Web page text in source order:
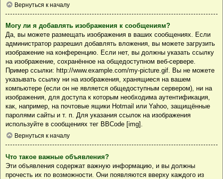
Вернуться к началу
Могу ли я добавлять изображения к сообщениям?
Да, вы можете размещать изображения в ваших сообщениях. Если
администратор разрешил добавлять вложения, вы можете загрузить
изображение на конференцию. Если нет, вы должны указать ссылку
на изображение, сохранённое на общедоступном веб-сервере.
Пример ссылки: http://www.example.com/my-picture.gif. Вы не можете
указывать ссылку ни на изображения, хранящиеся на вашем
компьютере (если он не является общедоступным сервером), ни на
изображения, для доступа к которым необходима аутентификация,
как, например, на почтовые ящики Hotmail или Yahoo, защищённые
паролями сайты и т. п. Для указания ссылок на изображения
используйте в сообщениях тег BBCode [img].
Вернуться к началу
Что такое важные объявления?
Эти объявления содержат важную информацию, и вы должны
прочесть их по возможности. Они появляются вверху каждого из